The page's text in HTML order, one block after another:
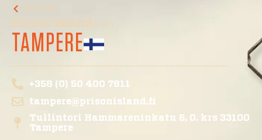
Finland
Prison Island#18
TAMPERE
+358 (0) 50 400 7811
tampere@prisonisland.fi
Tullintori Hammareninkatu 6, 0. krs 33100
Tampere